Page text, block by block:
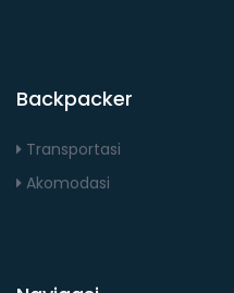
Backpacker
Transportasi
Akomodasi